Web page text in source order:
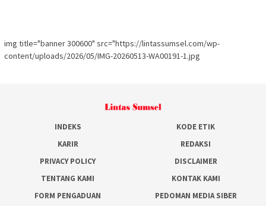
img title="banner 300600" src="https://lintassumsel.com/wp-
content/uploads/2026/05/IMG-20260513-WA00191-1.jpg
INDEKS
KODE ETIK
KARIR
REDAKSI
PRIVACY POLICY
DISCLAIMER
TENTANG KAMI
KONTAK KAMI
FORM PENGADUAN
PEDOMAN MEDIA SIBER